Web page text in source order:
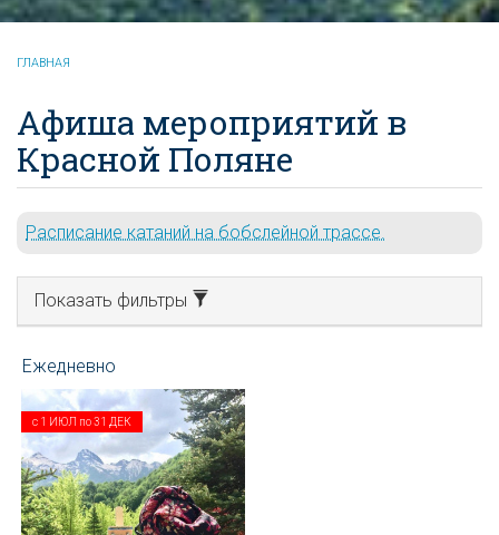
ГЛАВНАЯ
Афиша мероприятий в
Красной Поляне
Расписание катаний на бобслейной трассе.
Показать фильтры
с 1 ИЮЛ по31 ДЕК